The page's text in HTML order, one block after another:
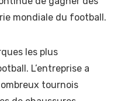
mondiale du football.
les plus
L’entreprise a
tournois